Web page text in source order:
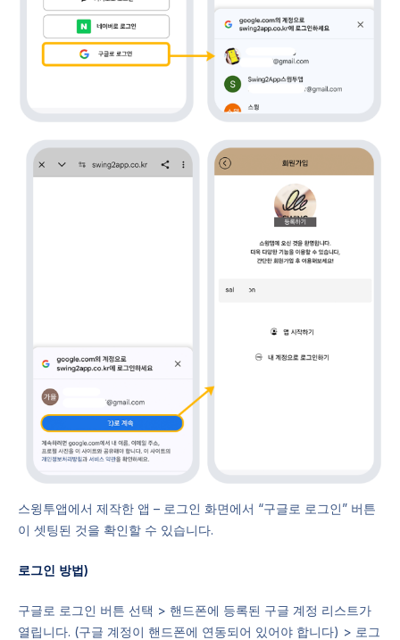
스윙투앱에서 제작한 앱 – 로그인 화면에서 “구글로 로그인” 버튼
이 셋팅된 것을 확인할 수 있습니다.
로그인 방법)
구글로 로그인 버튼 선택 > 핸드폰에 등록된 구글 계정 리스트가
열립니다. (구글 계정이 핸드폰에 연동되어 있어야 합니다) > 로그